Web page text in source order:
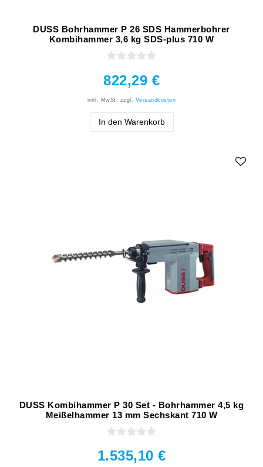
DUSS Bohrhammer P 26 SDS Hammerbohrer
Kombihammer 3,6 kg SDS-plus 710 W
822,29 €
inkl. MwSt. zzgl. Versandkosten
In den Warenkorb
DUSS Kombihammer P 30 Set - Bohrhammer 4,5 kg
Meißelhammer 13 mm Sechskant 710 W
1.535,10 €